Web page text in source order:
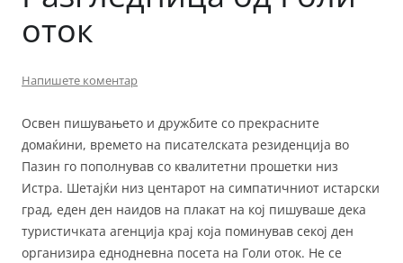
оток
Напишете коментар
Освен пишувањето и дружбите со прекрасните
домаќини, времето на писателската резиденција во
Пазин го пополнував со квалитетни прошетки низ
Истра. Шетајќи низ центарот на симпатичниот истарски
град, еден ден наидов на плакат на кој пишуваше дека
туристичката агенција крај која поминував секој ден
организира еднодневна посета на Голи оток. Не се